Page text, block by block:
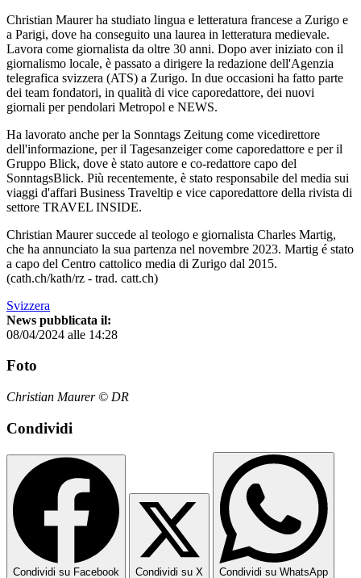
Christian Maurer ha studiato lingua e letteratura francese a Zurigo e
a Parigi, dove ha conseguito una laurea in letteratura medievale.
Lavora come giornalista da oltre 30 anni. Dopo aver iniziato con il
giornalismo locale, è passato a dirigere la redazione dell'Agenzia
telegrafica svizzera (ATS) a Zurigo. In due occasioni ha fatto parte
dei team fondatori, in qualità di vice caporedattore, dei nuovi
giornali per pendolari Metropol e NEWS.
Ha lavorato anche per la Sonntags Zeitung come vicedirettore
dell'informazione, per il Tagesanzeiger come caporedattore e per il
Gruppo Blick, dove è stato autore e co-redattore capo del
SonntagsBlick. Più recentemente, è stato responsabile del media sui
viaggi d'affari Business Traveltip e vice caporedattore della rivista di
settore TRAVEL INSIDE.
Christian Maurer succede al teologo e giornalista Charles Martig,
che ha annunciato la sua partenza nel novembre 2023. Martig é stato
a capo del Centro cattolico media di Zurigo dal 2015.
(cath.ch/kath/rz - trad. catt.ch)
Svizzera
News pubblicata il:
08/04/2024 alle 14:28
Foto
Christian Maurer © DR
Condividi
Condividi su Facebook Condividi su X Condividi su WhatsApp